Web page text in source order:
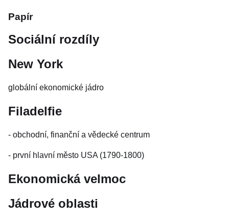
Papír
Sociální rozdíly
New York
globální ekonomické jádro
Filadelfie
- obchodní, finanční a vědecké centrum
- první hlavní město USA (1790-1800)
Ekonomická velmoc
Jádrové oblasti